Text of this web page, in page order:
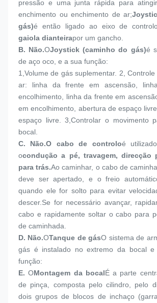
pressão e uma junta rápida para
enchimento ou enchimento de ar;
gás)é então ligado ao eixo de
gaiola dianteirapor um gancho.
B. Não.OJoystick (caminho do gás)é
de aço oco, e a sua função:
1, Volume de gás suplementar. 2,
ar: linha da frente em ascensão,
encolhimento, linha da frente em
em encolhimento, abertura de espaço
espaço livre. 3,Controlar o movimento
bocal.
C. Não.O cabo de controloé
ocondução a pé, travagem, direcção
para trás.Ao caminhar, o cabo de
deve ser apertado, e o freio
quando ele for solto para evitar
descer.Se for necessário avançar,
cabo e rapidamente soltar o cabo para
de caminhada.
D. Não.OTanque de gásO sistema de
gás é instalado no extremo da bocal e
função:
E. OMontagem da bocalÉ a parte
de pinça, composta pelo cilindro, pelo
dois grupos de blocos de inchaço